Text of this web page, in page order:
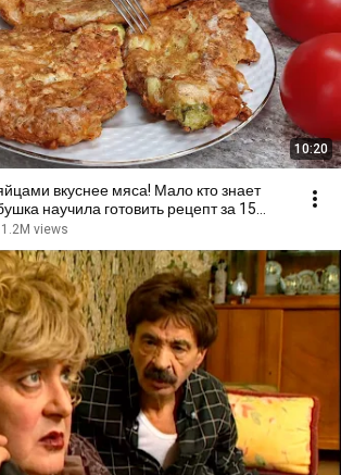
10:20
вкуснее мяса! Мало кто знает
научила готовить рецепт за 15
1.2M views